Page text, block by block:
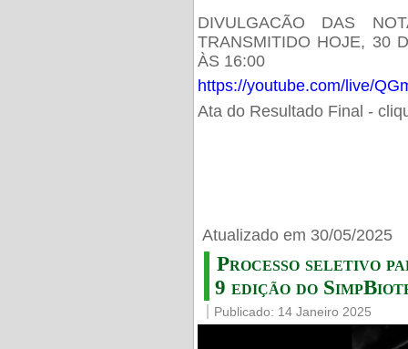
DIVULGACÃO DAS
TRANSMITIDO HOJE, 30
ÀS 16:00
https://youtube.com/live/
Ata do Resultado Final -
Atualizado em 30/05/2025
Processo seletivo
9 edição do
Publicado: 14 Janeiro 2025